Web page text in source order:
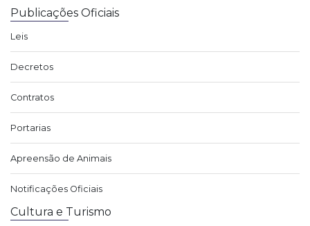
Publicações Oficiais
Leis
Decretos
Contratos
Portarias
Apreensão de Animais
Notificações Oficiais
Cultura e Turismo